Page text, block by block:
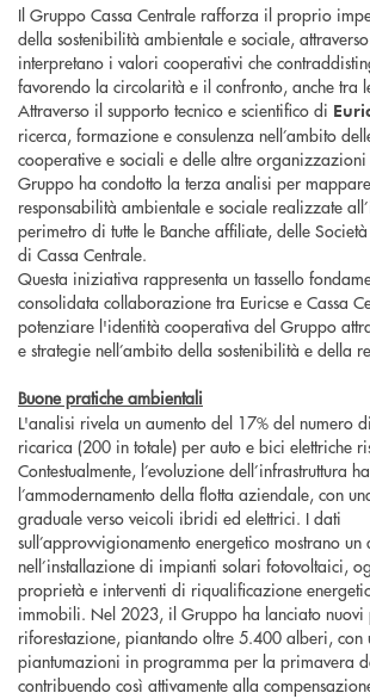
Il Gruppo Cassa Centrale rafforza il proprio
della sostenibilità ambientale e sociale,
interpretano i valori cooperativi che
favorendo la circolarità e il confronto, anche tra
Attraverso il supporto tecnico e scientifico di
ricerca, formazione e consulenza nell’ambito
cooperative e sociali e delle altre
Gruppo ha condotto la terza analisi per
responsabilità ambientale e sociale realizzate
perimetro di tutte le Banche affiliate, delle
di Cassa Centrale.
Questa iniziativa rappresenta un tassello
consolidata collaborazione tra Euricse e Cassa
potenziare l'identità cooperativa del Gruppo
e strategie nell’ambito della sostenibilità e della
Buone pratiche ambientali
L'analisi rivela un aumento del 17% del numero
ricarica (200 in totale) per auto e bici elettriche
Contestualmente, l’evoluzione dell’infrastruttura
l’ammodernamento della flotta aziendale, con
graduale verso veicoli ibridi ed elettrici. I dati
sull’approvvigionamento energetico mostrano un
nell’installazione di impianti solari fotovoltaici,
proprietà e interventi di riqualificazione
immobili. Nel 2023, il Gruppo ha lanciato nuovi
riforestazione, piantando oltre 5.400 alberi,
piantumazioni in programma per la primavera
contribuendo così attivamente alla